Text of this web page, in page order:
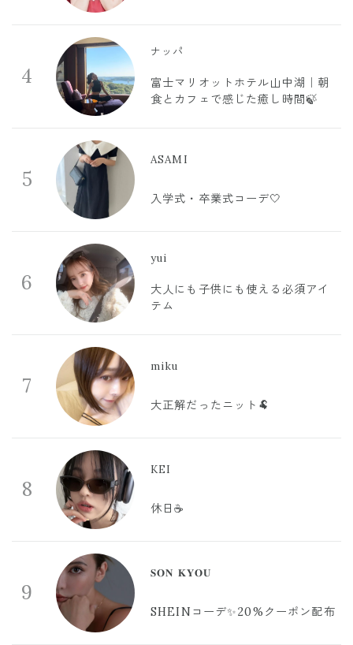
4
ナッパ
富士マリオットホテル山中湖｜朝
食とカフェで感じた癒し時間🍃
5
ASAMI
入学式・卒業式コーデ🤍
6
yui
大人にも子供にも使える必須アイ
テム
7
miku
大正解だったニット🐏
8
KEI
休日☕️
9
𝐒𝐎𝐍 𝐊𝐘𝐎𝐔
SHEINコーデ✨20%クーポン配布